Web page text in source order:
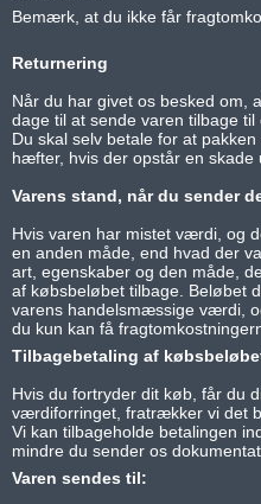
Bemærk, at du ikke får
Returnering
Når du har givet os besked om,
dage til at sende varen tilbage til
Du skal selv betale for at
hæfter, hvis der opstår en skade
Varens stand, når du sender
Hvis varen har mistet værdi, og
en anden måde, end hvad der
art, egenskaber og den måde,
af købsbeløbet tilbage. Beløbet
varens handelsmæssige værdi,
du kun kan få
Tilbagebetaling af
Hvis du fortryder dit køb, får du
værdiforringet, fratrækker vi det
Vi kan tilbageholde betalingen
mindre du sender os
Varen sendes til: